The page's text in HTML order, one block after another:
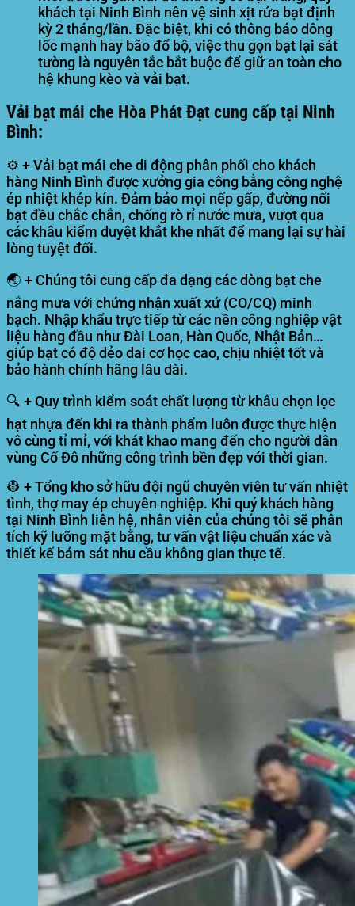
khách tại Ninh Bình nên vệ sinh xịt rửa bạt định
kỳ 2 tháng/lần. Đặc biệt, khi có thông báo dông
lốc mạnh hay bão đổ bộ, việc thu gọn bạt lại sát
tường là nguyên tắc bắt buộc để giữ an toàn cho
hệ khung kèo và vải bạt.
Vải bạt mái che Hòa Phát Đạt cung cấp tại Ninh
Bình:
⚙️ + Vải bạt mái che di động phân phối cho khách
hàng Ninh Bình được xưởng gia công bằng công nghệ
ép nhiệt khép kín. Đảm bảo mọi nếp gấp, đường nối
bạt đều chắc chắn, chống rò rỉ nước mưa, vượt qua
các khâu kiểm duyệt khắt khe nhất để mang lại sự hài
lòng tuyệt đối.
🌏 + Chúng tôi cung cấp đa dạng các dòng bạt che
nắng mưa với chứng nhận xuất xứ (CO/CQ) minh
bạch. Nhập khẩu trực tiếp từ các nền công nghiệp vật
liệu hàng đầu như Đài Loan, Hàn Quốc, Nhật Bản…
giúp bạt có độ dẻo dai cơ học cao, chịu nhiệt tốt và
bảo hành chính hãng lâu dài.
🔍 + Quy trình kiểm soát chất lượng từ khâu chọn lọc
hạt nhựa đến khi ra thành phẩm luôn được thực hiện
vô cùng tỉ mỉ, với khát khao mang đến cho người dân
vùng Cố Đô những công trình bền đẹp với thời gian.
👷 + Tổng kho sở hữu đội ngũ chuyên viên tư vấn nhiệt
tình, thợ may ép chuyên nghiệp. Khi quý khách hàng
tại Ninh Bình liên hệ, nhân viên của chúng tôi sẽ phân
tích kỹ lưỡng mặt bằng, tư vấn vật liệu chuẩn xác và
thiết kế bám sát nhu cầu không gian thực tế.